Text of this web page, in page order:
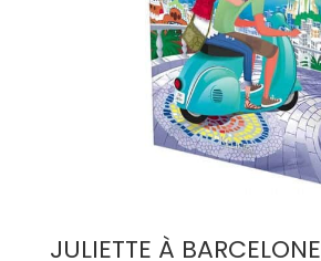
JULIETTE À BARCELONE